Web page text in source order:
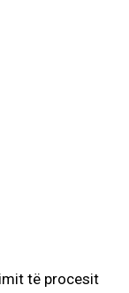
të procesit